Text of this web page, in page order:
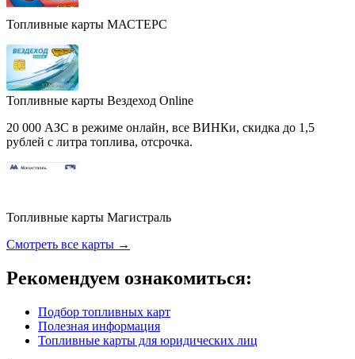
Топливные карты МАСТЕРС
Топливные карты Вездеход Online
20 000 АЗС в режиме онлайн, все ВИНКи, скидка до 1,5
рублей с литра топлива, отсрочка.
Топливные карты Магистраль
Смотреть все карты →
Рекомендуем ознакомиться:
Подбор топливных карт
Полезная информация
Топливные карты для юридических лиц